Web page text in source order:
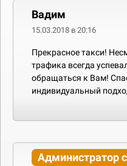
Вадим
15.03.2018 в 20:16
Прекрасное такси!
трафика всегда
обращаться к Вам!
индивидуальный
Администратор